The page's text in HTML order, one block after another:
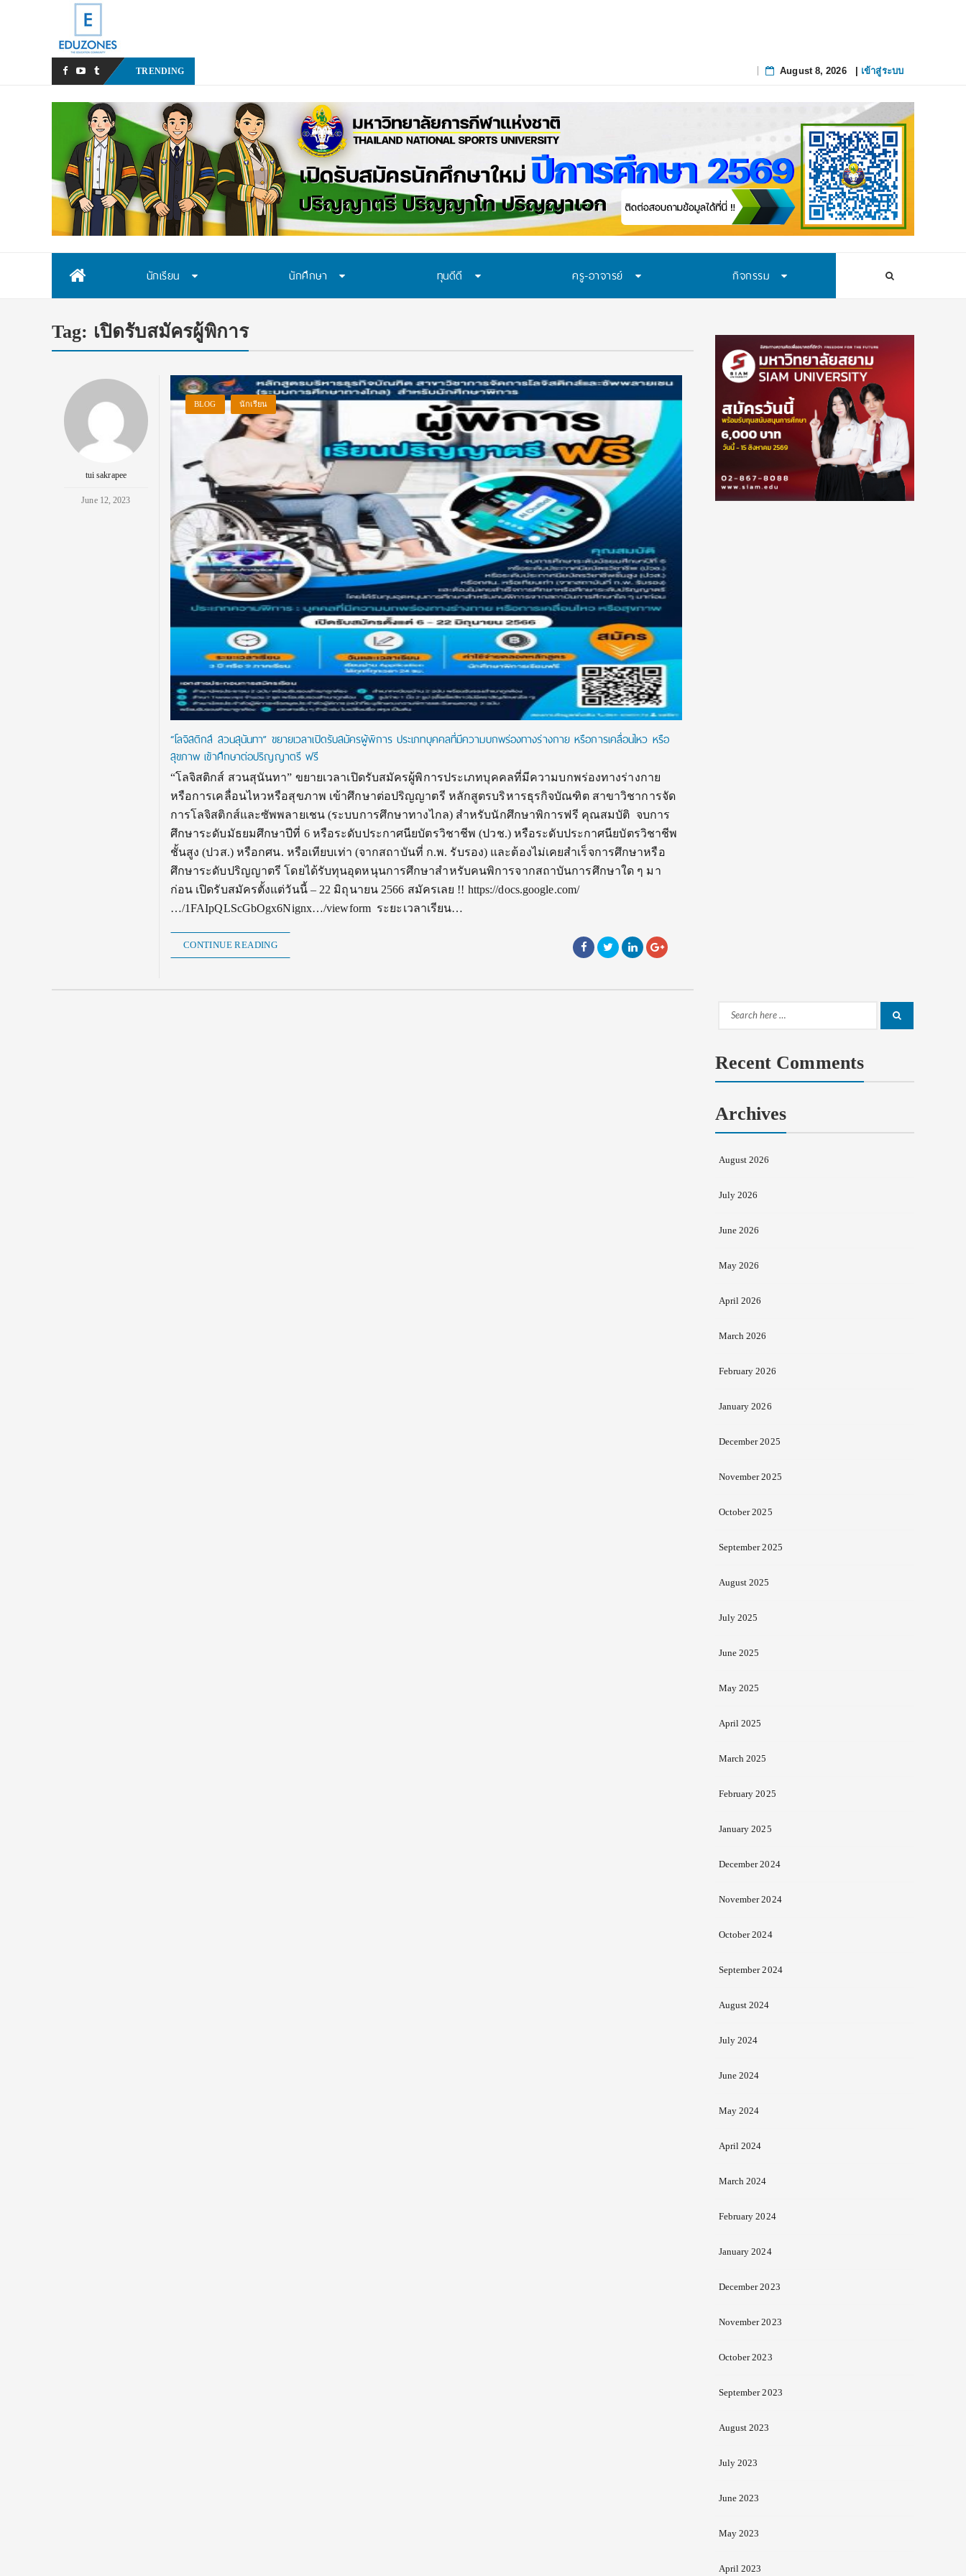
TRENDING August 8, 2026| เข้าสู่ระบบ
นักเรียน นักศึกษา ทุนดีดี ครู-อาจารย์ กิจกรรม
Tag: เปิดรับสมัครผู้พิการ
tui sakrapee
June 12, 2023
BLOG นักเรียน
“โลจิสติกส์ สวนสุนันทา” ขยายเวลาเปิดรับสมัครผู้พิการ ประเภทบุคคลที่มีความบกพร่องทางร่างกาย หรือการเคลื่อนไหว หรือ
สุขภาพ เข้าศึกษาต่อปริญญาตรี ฟรี
“โลจิสติกส์ สวนสุนันทา” ขยายเวลาเปิดรับสมัครผู้พิการประเภทบุคคลที่มีความบกพร่องทางร่างกาย
หรือการเคลื่อนไหวหรือสุขภาพ เข้าศึกษาต่อปริญญาตรี หลักสูตรบริหารธุรกิจบัณฑิต สาขาวิชาการจัด
การโลจิสติกส์และซัพพลายเชน (ระบบการศึกษาทางไกล) สำหรับนักศึกษาพิการฟรี คุณสมบัติ จบการ
ศึกษาระดับมัธยมศึกษาปีที่ 6 หรือระดับประกาศนียบัตรวิชาชีพ (ปวช.) หรือระดับประกาศนียบัตรวิชาชีพ
ชั้นสูง (ปวส.) หรือกศน. หรือเทียบเท่า (จากสถาบันที่ ก.พ. รับรอง) และต้องไม่เคยสำเร็จการศึกษาหรือ
ศึกษาระดับปริญญาตรี โดยได้รับทุนอุดหนุนการศึกษาสำหรับคนพิการจากสถาบันการศึกษาใด ๆ มา
ก่อน เปิดรับสมัครตั้งแต่วันนี้ – 22 มิถุนายน 2566 สมัครเลย !! https://docs.google.com/
…/1FAIpQLScGbOgx6Nignx…/viewform ระยะเวลาเรียน…
CONTINUE READING
Search
Recent Comments
Archives
August 2026
July 2026
June 2026
May 2026
April 2026
March 2026
February 2026
January 2026
December 2025
November 2025
October 2025
September 2025
August 2025
July 2025
June 2025
May 2025
April 2025
March 2025
February 2025
January 2025
December 2024
November 2024
October 2024
September 2024
August 2024
July 2024
June 2024
May 2024
April 2024
March 2024
February 2024
January 2024
December 2023
November 2023
October 2023
September 2023
August 2023
July 2023
June 2023
May 2023
April 2023